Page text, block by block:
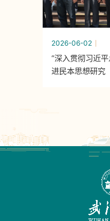
2026-06-02
“深入贯彻习近平
进民本思想研究